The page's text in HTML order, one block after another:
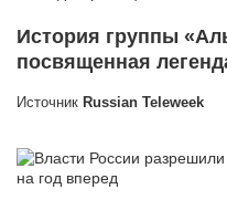
История группы
посвященная
Источник Russian Teleweek